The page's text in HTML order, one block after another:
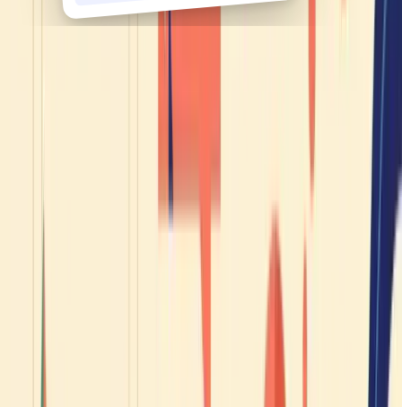
Comment comprendre le français parlé à vitesse
réelle (quand les Français parlent entre eux)
Comment pratiquer ton français à l'oral sans
Hanno sbloccato il loro francese